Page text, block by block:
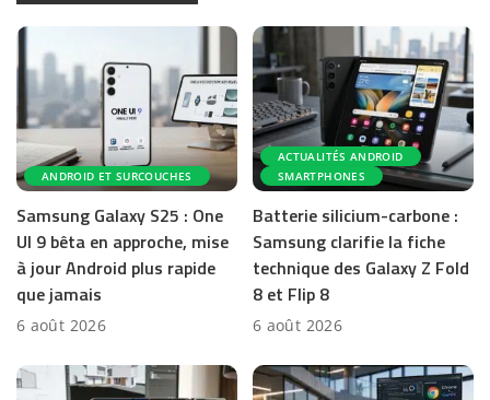
ANDROID ET SURCOUCHES
Samsung Galaxy S25 : One
UI 9 bêta en approche, mise
à jour Android plus rapide
que jamais
6 août 2026
ACTUALITÉS ANDROID
SMARTPHONES
Batterie silicium-carbone :
Samsung clarifie la fiche
technique des Galaxy Z Fold
8 et Flip 8
6 août 2026